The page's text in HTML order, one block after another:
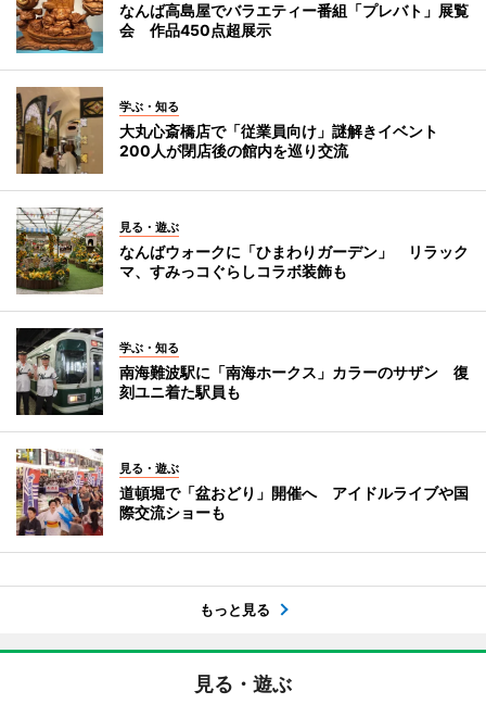
なんば高島屋でバラエティー番組「プレバト」展覧
会 作品450点超展示
学ぶ・知る
大丸心斎橋店で「従業員向け」謎解きイベント
200人が閉店後の館内を巡り交流
見る・遊ぶ
なんばウォークに「ひまわりガーデン」 リラック
マ、すみっコぐらしコラボ装飾も
学ぶ・知る
南海難波駅に「南海ホークス」カラーのサザン 復
刻ユニ着た駅員も
見る・遊ぶ
道頓堀で「盆おどり」開催へ アイドルライブや国
際交流ショーも
もっと見る
見る・遊ぶ